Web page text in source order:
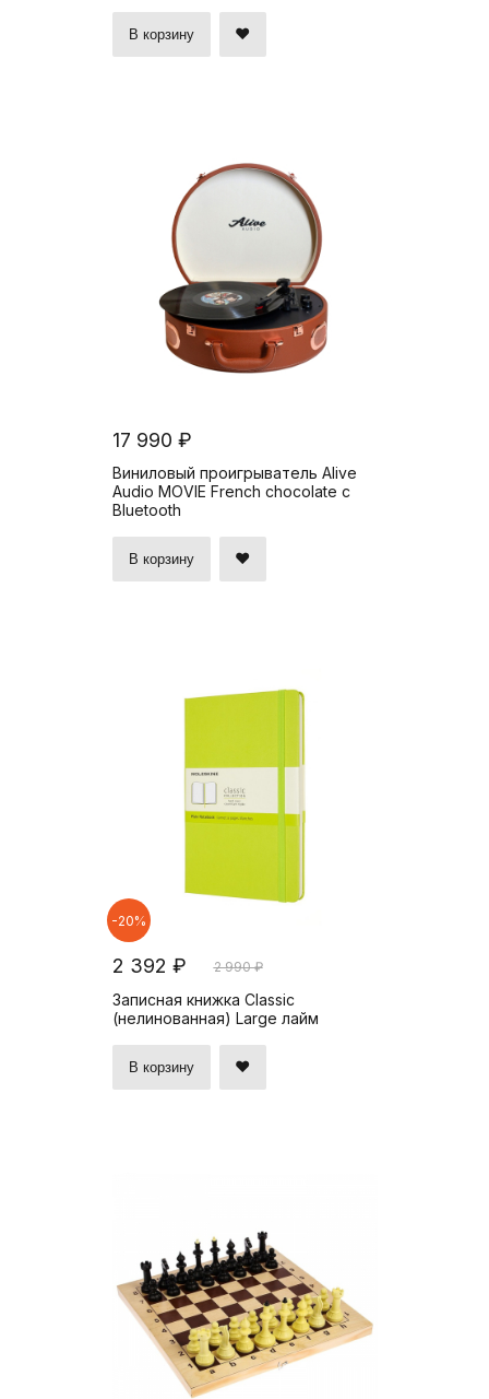
В корзину
17 990 ₽
Виниловый проигрыватель Alive
Audio MOVIE French chocolate c
Bluetooth
В корзину
-20%
2 392 ₽ 2 990 ₽
Записная книжка Classic
(нелинованная) Large лайм
В корзину